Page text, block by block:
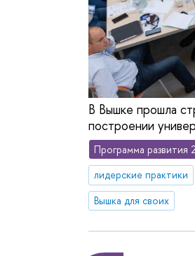
В Вышке прошла
построении
Программа развития
лидерские практики
Вышка для своих